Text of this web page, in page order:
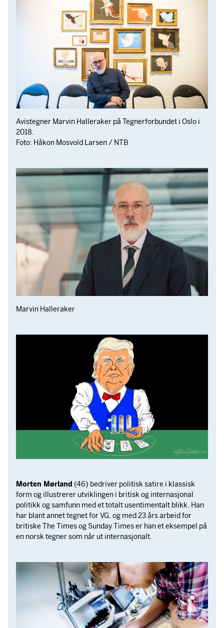
Avistegner Marvin Halleraker på Tegnerforbundet i Oslo i
2018.
Foto: Håkon Mosvold Larsen / NTB
Marvin Halleraker
Morten Mørland (46) bedriver politisk satire i klassisk
form og illustrerer utviklingen i britisk og internasjonal
politikk og samfunn med et totalt usentimentalt blikk. Han
har blant annet tegnet for VG, og med 23 års arbeid for
britiske The Times og Sunday Times er han et eksempel på
en norsk tegner som når ut internasjonalt.